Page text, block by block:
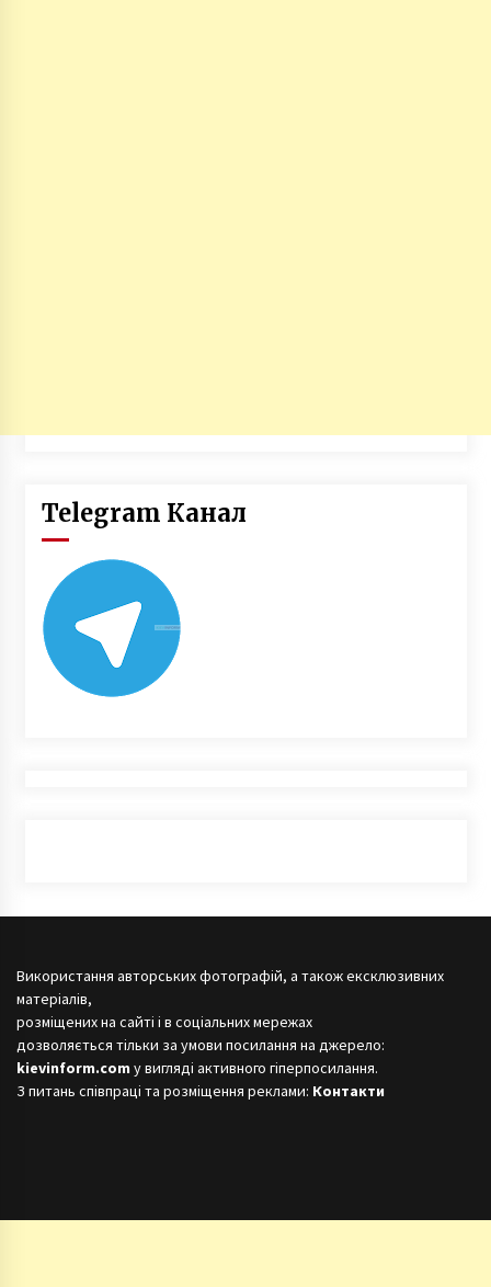
Telegram Канал
Використання авторських фотографій, а також ексклюзивних
матеріалів,
розміщених на сайті і в соціальних мережах
дозволяється тільки за умови посилання на джерело:
kievinform.com у вигляді активного гіперпосилання.
З питань співпраці та розміщення реклами: Контакти